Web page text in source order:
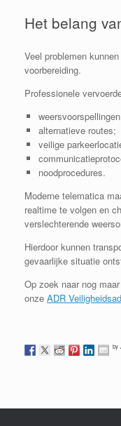
Het belang
Veel problemen
voorbereiding.
Professionele
alternatieve routes;
veilige
noodprocedures.
Moderne telematica
realtime te volgen en
verslechterende
Hierdoor kunnen
gevaarlijke situatie
Op zoek naar nog
onze ADR
by